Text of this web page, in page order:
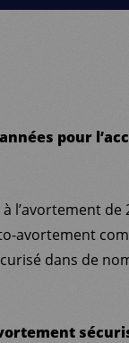
pour
l’avortement de
avortement
dans de